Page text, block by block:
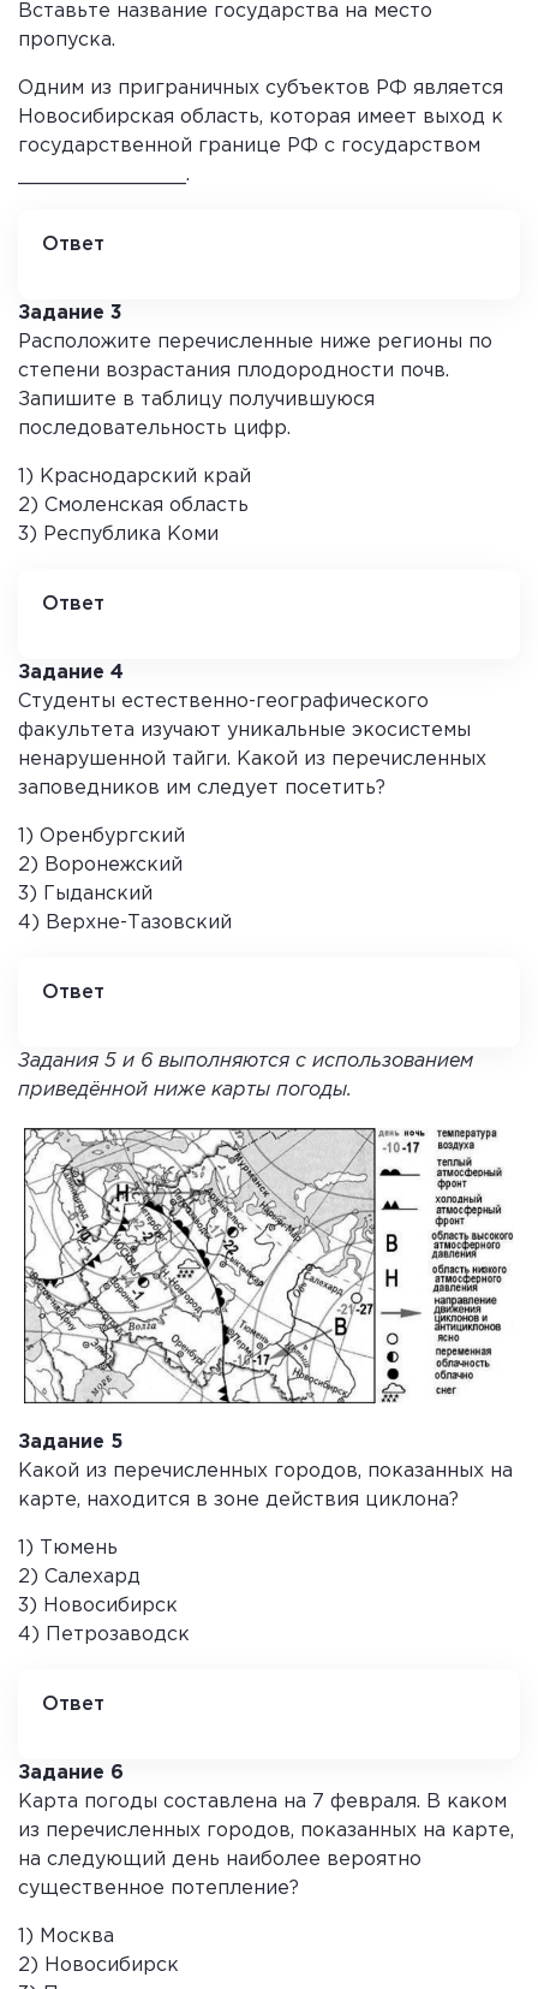
Вставьте название государства на место
пропуска.
Одним из приграничных субъектов РФ является
Новосибирская область, которая имеет выход к
государственной границе РФ с государством
______________.
Ответ
Задание 3
Расположите перечисленные ниже регионы по
степени возрастания плодородности почв.
Запишите в таблицу получившуюся
последовательность цифр.
1) Краснодарский край
2) Смоленская область
3) Республика Коми
Ответ
Задание 4
Студенты естественно-географического
факультета изучают уникальные экосистемы
ненарушенной тайги. Какой из перечисленных
заповедников им следует посетить?
1) Оренбургский
2) Воронежский
3) Гыданский
4) Верхне-Тазовский
Ответ
Задания 5 и 6 выполняются с использованием
приведённой ниже карты погоды.
Задание 5
Какой из перечисленных городов, показанных на
карте, находится в зоне действия циклона?
1) Тюмень
2) Салехард
3) Новосибирск
4) Петрозаводск
Ответ
Задание 6
Карта погоды составлена на 7 февраля. В каком
из перечисленных городов, показанных на карте,
на следующий день наиболее вероятно
существенное потепление?
1) Москва
2) Новосибирск